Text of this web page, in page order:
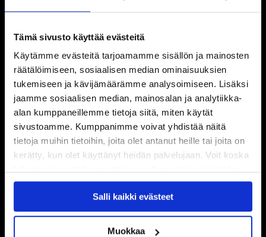
Tämä sivusto käyttää evästeitä
Käytämme evästeitä tarjoamamme sisällön ja mainosten
räätälöimiseen, sosiaalisen median ominaisuuksien
tukemiseen ja kävijämäärämme analysoimiseen. Lisäksi
jaamme sosiaalisen median, mainosalan ja analytiikka-
alan kumppaneillemme tietoja siitä, miten käytät
sivustoamme. Kumppanimme voivat yhdistää näitä
tietoja muihin tietoihin, joita olet antanut heille tai joita on
kerätty, kun olet käyttänyt heidän palvelujaan. Voit koska
käytöstäEvästeet-sivultamme.
Salli kaikki evästeet
Muokkaa